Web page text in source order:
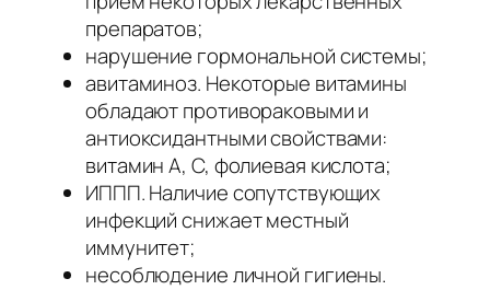
препаратов;
нарушение гормональной системы;
авитаминоз. Некоторые витамины
обладают противораковыми и
антиоксидантными свойствами:
витамин А, С, фолиевая кислота;
ИППП. Наличие сопутствующих
инфекций снижает местный
иммунитет;
несоблюдение личной гигиены.